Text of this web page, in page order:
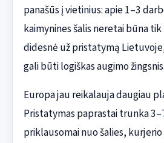
panašūs į vietinius: apie 1–3
kaimynines šalis neretai būna
didesnė už pristatymą
gali būti logiškas augimo žingsnis.
Europa jau reikalauja daugiau
Pristatymas paprastai trunka
priklausomai nuo šalies,